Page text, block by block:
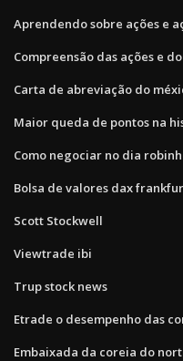
Aprendendo sobre ações e
Compreensão das ações e
Carta de abreviação do
Maior queda de pontos na
Como negociar no dia
Bolsa de valores dax
Scott Stockwell
Viewtrade ibi
Trup stock news
Etrade o desempenho das
Embaixada da coreia do